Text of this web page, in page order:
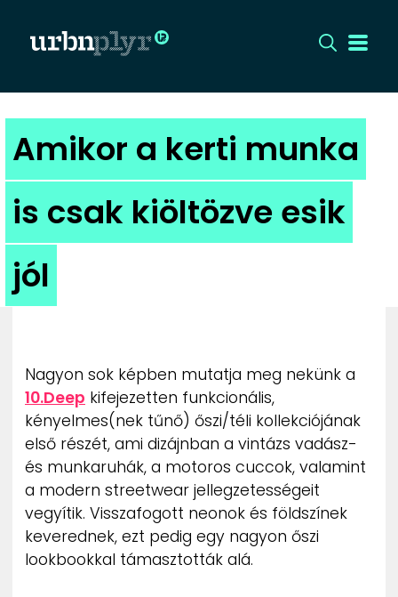
CÍMLAP
DIZÁJN
DIVAT
UTCA
ZENE
MÉDIAAJÁNLAT
IMPRESSZUM
PR-ARCHÍVUM
ADATKEZELÉSI TÁJÉKOZTATÓ
Amikor a kerti munka
is csak kiöltözve esik
jól
Nagyon sok képben mutatja meg nekünk a
10.Deep kifejezetten funkcionális,
kényelmes(nek tűnő) őszi/téli kollekciójának
első részét, ami dizájnban a vintázs vadász-
és munkaruhák, a motoros cuccok, valamint
a modern streetwear jellegzetességeit
vegyítik. Visszafogott neonok és földszínek
keverednek, ezt pedig egy nagyon őszi
lookbookkal támasztották alá.